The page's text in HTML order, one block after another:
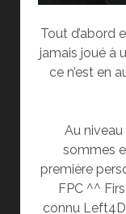
Tout d’abord
jamais joué à
ce n’est en
Au
sommes
première
FPC ^^
connu